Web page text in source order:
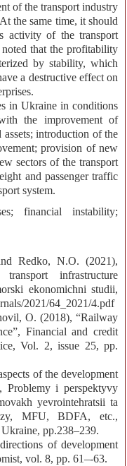
of the transport industry
the same time, it should
activity of the transport
that the profitability
by stability, which
a destructive effect on
in Ukraine in conditions
the improvement of
introduction of the
provision of new
sectors of the transport
and passenger traffic
system.
financial instability;
Redko, N.O. (2021),
infrastructure
ekonomichni studii,
2021/64_2021/4.pdf
O. (2018), “Railway
Financial and credit
Vol. 2, issue 25, pp.
of the development
Problemy i perspektyvy
yevrointehratsii ta
MFU, BDFA, etc.,
pp.238–239.
of development
vol. 8, pp. 61–-63.